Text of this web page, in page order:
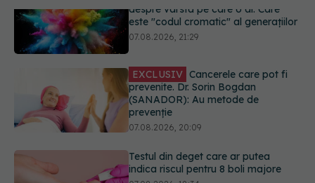
Cancerele care pot fi
prevenite. Dr. Sorin Bogdan
prevenție
07.08.2026, 20:09
Testul din deget care ar putea
indica riscul pentru 8 boli majore